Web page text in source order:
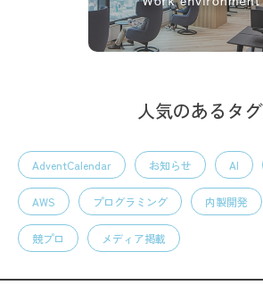
人気のあるタグ
AdventCalendar お知らせ AI
AWS プログラミング 内製開発
競プロ メディア掲載